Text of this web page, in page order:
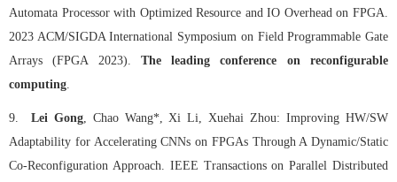
Automata Processor with Optimized Resource and IO Overhead on FPGA.
2023 ACM/SIGDA International Symposium on Field Programmable Gate
Arrays (FPGA 2023). The leading conference on reconfigurable
computing.
9. Lei Gong, Chao Wang*, Xi Li, Xuehai Zhou: Improving HW/SW
Adaptability for Accelerating CNNs on FPGAs Through A Dynamic/Static
Co-Reconfiguration Approach. IEEE Transactions on Parallel Distributed